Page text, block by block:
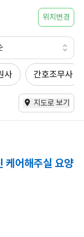
위치변경
사 간호조무사
지도로 보기
케어해주실 요양